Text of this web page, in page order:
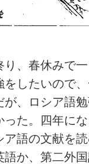
、春休みで
したいので
、ロシア語
った。四年に
語の文献を
か、第二外